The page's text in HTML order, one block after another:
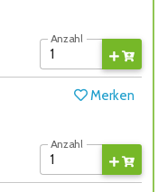
Anzahl
Merken
Anzahl